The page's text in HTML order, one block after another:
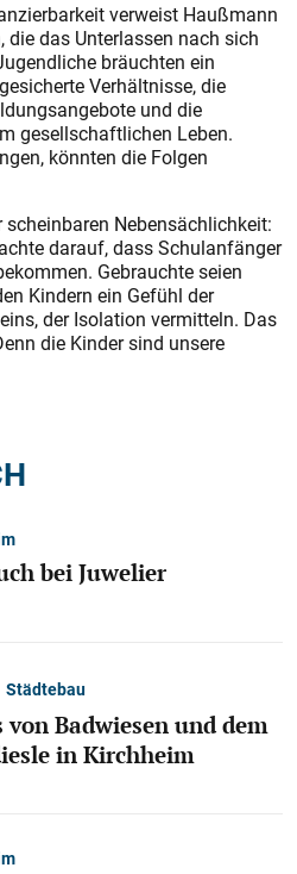
verweist Haußmann
das Unterlassen nach sich
bräuchten ein
Verhältnisse, die
und die
gesellschaftlichen Leben.
könnten die Folgen
Nebensächlichkeit:
darauf, dass Schulanfänger
Gebrauchte seien
Kindern ein Gefühl der
der Isolation vermitteln. Das
die Kinder sind unsere
bei Juwelier
Städtebau
von Badwiesen und dem
in Kirchheim